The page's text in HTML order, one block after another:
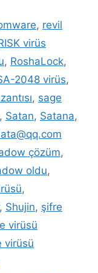
, revil
virüs
, RoshaLock,
2048 virüs,
, sage
, Satan, Satana,
çözüm,
oldu,
,
, Shujin, şifre
virüsü
virüsü